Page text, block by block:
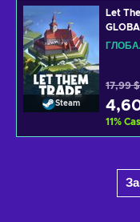
Steam
Let
17,99 $
11%